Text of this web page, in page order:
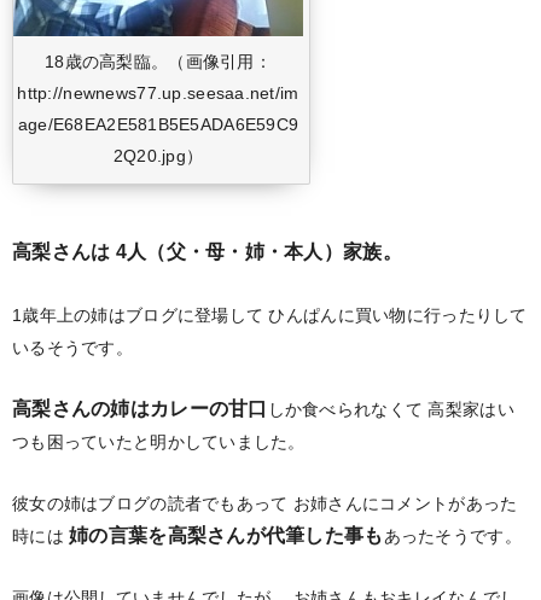
18歳の高梨臨。（画像引用：
http://newnews77.up.seesaa.net/im
age/E68EA2E581B5E5ADA6E59C9
2Q20.jpg）
高梨さんは 4人（父・母・姉・本人）家族。
1歳年上の姉はブログに登場して ひんぱんに買い物に行ったりして
いるそうです。
高梨さんの姉はカレーの甘口 しか食べられなくて 高梨家はい
つも困っていたと明かしていました。
彼女の姉はブログの読者でもあって お姉さんにコメントがあった
時には 姉の言葉を高梨さんが代筆した事も あったそうです。